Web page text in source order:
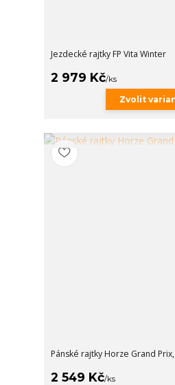
Jezdecké rajtky FP Vita Winter
2 979 Kč/ks
Zvolit
Pánské rajtky Horze Grand
2 549 Kč/ks